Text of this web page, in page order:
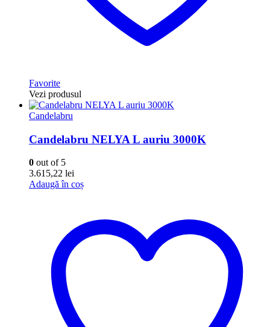
Favorite
Vezi produsul
Candelabru
Candelabru NELYA L auriu 3000K
0 out of 5
3.615,22 lei
Adaugă în coș